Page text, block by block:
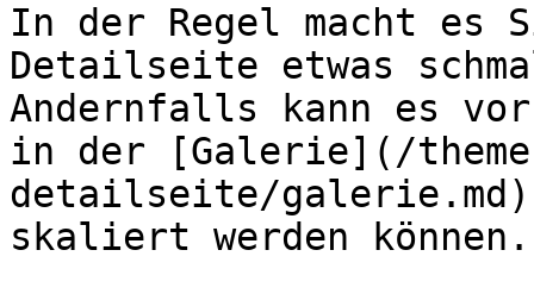
In der Regel macht es
Detailseite etwas
Andernfalls kann es
in der [Galerie](/
detailseite/galerie.md)
skaliert werden können.